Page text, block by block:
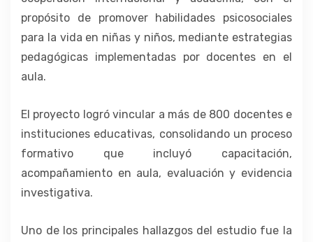
propósito de promover habilidades psicosociales
para la vida en niñas y niños, mediante estrategias
pedagógicas implementadas por docentes en el
aula.
El proyecto logró vincular a más de 800 docentes e
instituciones educativas, consolidando un proceso
formativo que incluyó capacitación,
acompañamiento en aula, evaluación y evidencia
investigativa.
Uno de los principales hallazgos del estudio fue la